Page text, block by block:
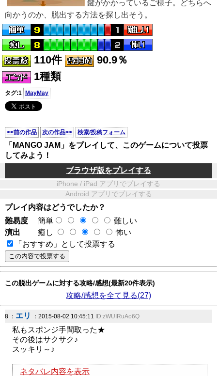
鍵がかかっているご様子。どちらへ
向かうのか、脱出する方法を探し出そう。
110件
90.9％
1種類
タグ:1 MayMay
<<前の作品 次の作品>> 検索/投稿フォーム
「MANGO JAM」をプレイして、このゲームについて投票
してみよう！
ブラウザ版をプレイする
iPhone / iPad アプリでプレイする
Android アプリでプレイする
プレイ内容はどうでしたか？
難易度
簡単
難しい
演出
癒し
怖い
「おすすめ」として投票する
この脱出ゲームに対する攻略/感想(最新20件表示)
攻略/感想を全て見る(27)
8 ： エリ ：2015-08-02 10:45:11 ID:zWUIRuAo6Q
私もスポンジ手間取った★
その後はサクサク♪
スッキリ～♪
ネタバレ内容を表示